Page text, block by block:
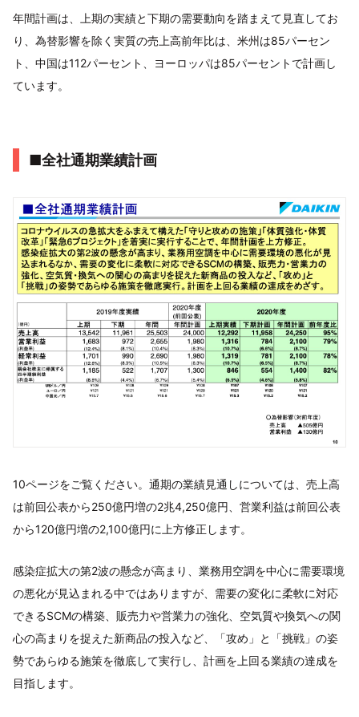
年間計画は、上期の実績と下期の需要動向を踏まえて見直してお
り、為替影響を除く実質の売上高前年比は、米州は85パーセン
ト、中国は112パーセント、ヨーロッパは85パーセントで計画し
ています。
■全社通期業績計画
10ページをご覧ください。通期の業績見通しについては、売上高
は前回公表から250億円増の2兆4,250億円、営業利益は前回公表
から120億円増の2,100億円に上方修正します。
感染症拡大の第2波の懸念が高まり、業務用空調を中心に需要環境
の悪化が見込まれる中ではありますが、需要の変化に柔軟に対応
できるSCMの構築、販売力や営業力の強化、空気質や換気への関
心の高まりを捉えた新商品の投入など、「攻め」と「挑戦」の姿
勢であらゆる施策を徹底して実行し、計画を上回る業績の達成を
目指します。